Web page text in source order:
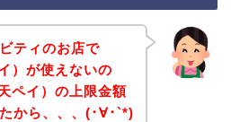
ティのお店で
）が使えないの
ペイ）の上限金額
から、、、(･∀･`*)